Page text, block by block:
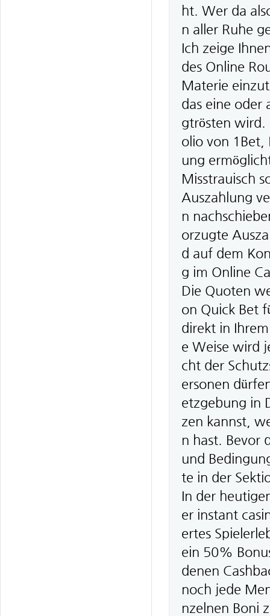
ht. Wer da
n aller Ruhe
Ich zeige
des Online
Materie
das eine oder
gtrösten wird.
olio von 1Bet,
ung
Misstrauisch
Auszahlung
n
orzugte
d auf dem
g im Online
Die Quoten
on Quick Bet
direkt in
e Weise wird
cht der
ersonen
etzgebung in
zen kannst,
n hast. Bevor
und
te in der
In der
er instant
ertes
ein 50%
denen
noch jede
nzelnen Boni